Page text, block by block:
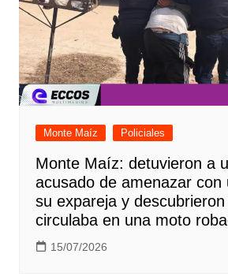
Monte Maíz Policiales
Monte Maíz: detuvieron a
acusado de amenazar con
su expareja y
circulaba en una moto
15/07/2026